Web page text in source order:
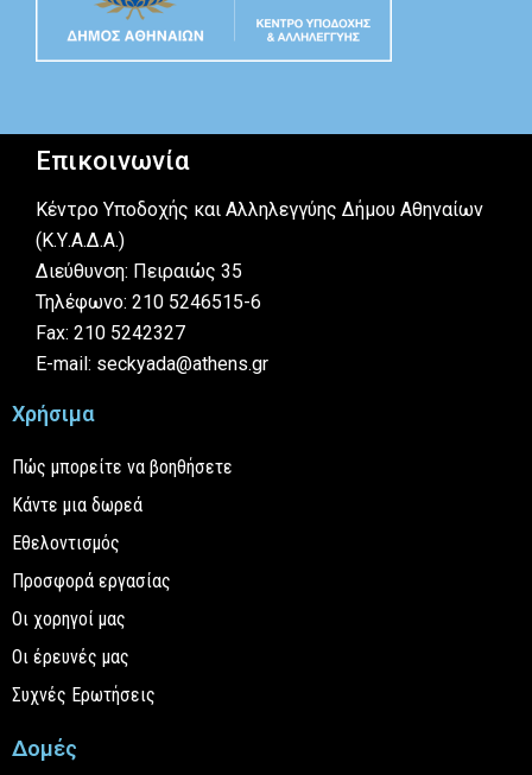
Επικοινωνία
Κέντρο Υποδοχής και Αλληλεγγύης Δήμου Αθηναίων
(Κ.Υ.Α.Δ.Α.)
Διεύθυνση: Πειραιώς 35
Τηλέφωνο: 210 5246515-6
Fax: 210 5242327
E-mail: seckyada@athens.gr
Χρήσιμα
Πώς μπορείτε να βοηθήσετε
Κάντε μια δωρεά
Εθελοντισμός
Προσφορά εργασίας
Οι χορηγοί μας
Οι έρευνές μας
Συχνές Ερωτήσεις
Δομές